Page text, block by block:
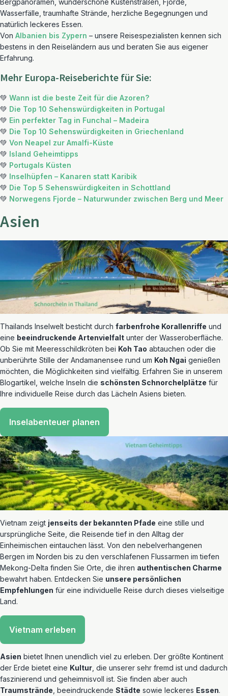
Wasserfälle, traumhafte Strände, herzliche Begegnungen und
natürlich leckeres Essen.
Von Albanien bis Zypern – unsere Reisespezialisten kennen sich
bestens in den Reiseländern aus und beraten Sie aus eigener
Erfahrung.
Mehr Europa-Reiseberichte für Sie:
💚 Wann ist die beste Zeit für die Azoren?
💚 Die Top 10 Sehenswürdigkeiten in Portugal
💚 Ein perfekter Tag in Funchal – Madeira
💚 Die Top 10 Sehenswürdigkeiten in Griechenland
💚 Von Neapel zur Amalfi-Küste
💚 Island Geheimtipps
💚 Portugals Küsten
💚 Inselhüpfen – Kanaren statt Karibik
💚 Die Top 5 Sehenswürdigkeiten in Schottland
💚 Norwegens Fjorde – Naturwunder zwischen Berg und Meer
Asien
Thailands Inselwelt besticht durch farbenfrohe Korallenriffe und
eine beeindruckende Artenvielfalt unter der Wasseroberfläche.
Ob Sie mit Meeresschildkröten bei Koh Tao abtauchen oder die
unberührte Stille der Andamanensee rund um Koh Ngai genießen
möchten, die Möglichkeiten sind vielfältig. Erfahren Sie in unserem
Blogartikel, welche Inseln die schönsten Schnorchelplätze für
Ihre individuelle Reise durch das Lächeln Asiens bieten.
Inselabenteuer planen
Vietnam zeigt jenseits der bekannten Pfade eine stille und
ursprüngliche Seite, die Reisende tief in den Alltag der
Einheimischen eintauchen lässt. Von den nebelverhangenen
Bergen im Norden bis zu den verschlafenen Flussarmen im tiefen
Mekong-Delta finden Sie Orte, die ihren authentischen Charme
bewahrt haben. Entdecken Sie unsere persönlichen
Empfehlungen für eine individuelle Reise durch dieses vielseitige
Land.
Vietnam erleben
Asien bietet Ihnen unendlich viel zu erleben. Der größte Kontinent
der Erde bietet eine Kultur , die unserer sehr fremd ist und dadurch
faszinierend und geheimnisvoll ist. Sie finden aber auch
Traumstrände , beeindruckende Städte sowie leckeres Essen.